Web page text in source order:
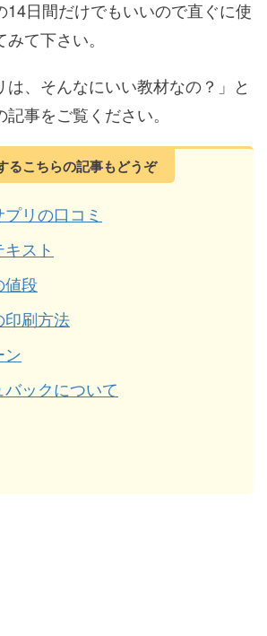
14日間だけでもいいので直ぐに使
て下さい。
は、そんなにいい教材なの？」と
事をご覧ください。
るこちらの記事もどうぞ
リの口コミ
スト
値段
印刷方法
ン
ックについて